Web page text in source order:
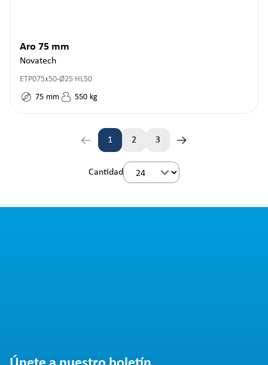
Aro 75 mm
Novatech
ETP075x50-Ø25 HL50
75 mm 550 kg
Página
1 2
Página
3
Cantidad